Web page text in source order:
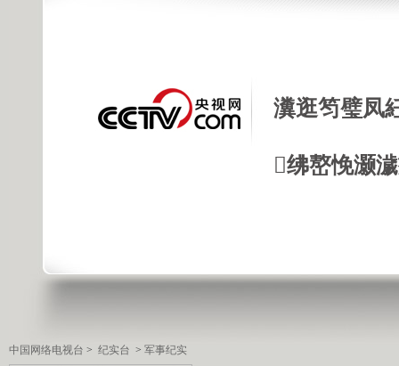
瀵逛笉璧凤
绋嶅悗灏
中国网络电视台 > 纪实台 > 军事纪实